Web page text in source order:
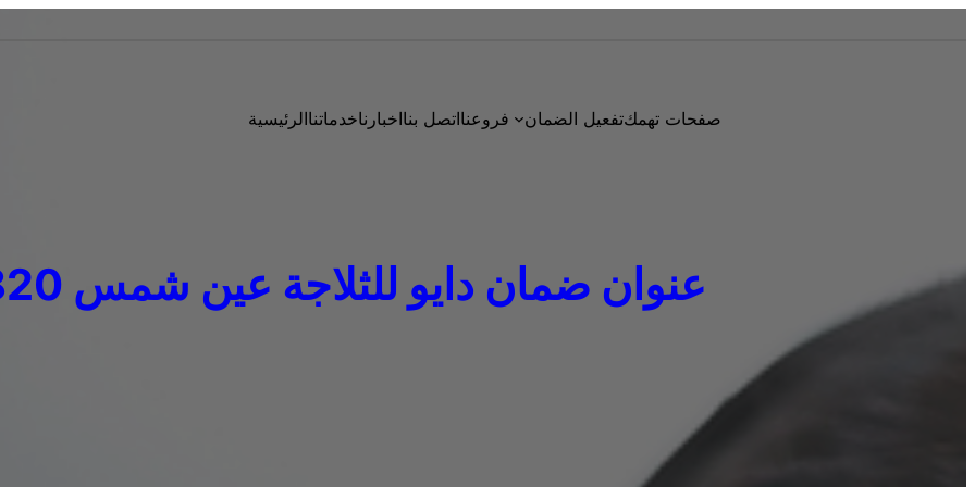
الرئيسيةخدماتنااخبارنااتصل بنافروعنا تفعيل الضمانصفحات تهمك
عنوان ضمان دايو للثلاجة عين شمس 0235682820